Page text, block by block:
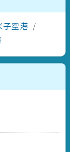
子空港 /